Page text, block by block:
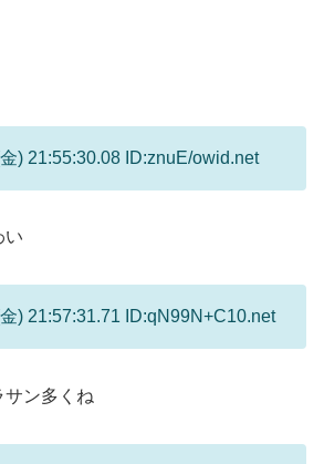
) 21:55:30.08 ID:znuE/owid.net
い
) 21:57:31.71 ID:qN99N+C10.net
サン多くね